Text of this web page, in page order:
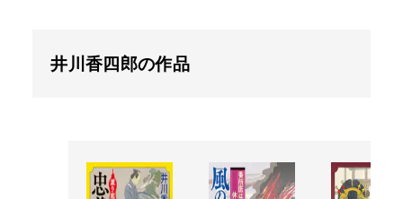
井川香四郎の作品